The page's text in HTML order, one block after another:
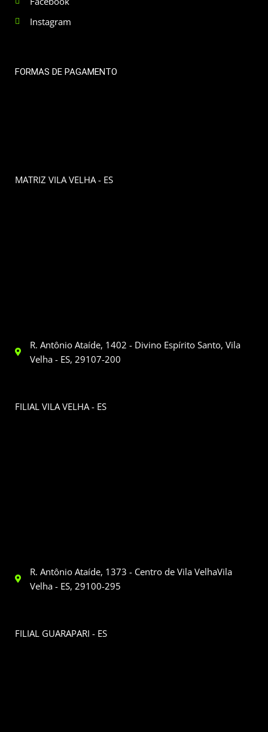
Instagram
FORMAS DE PAGAMENTO
MATRIZ VILA VELHA - ES
R. Antônio Ataíde, 1402 - Divino Espírito Santo, Vila
Velha - ES, 29107-200
FILIAL VILA VELHA - ES
R. Antônio Ataíde, 1373 - Centro de Vila VelhaVila
Velha - ES, 29100-295
FILIAL GUARAPARI - ES